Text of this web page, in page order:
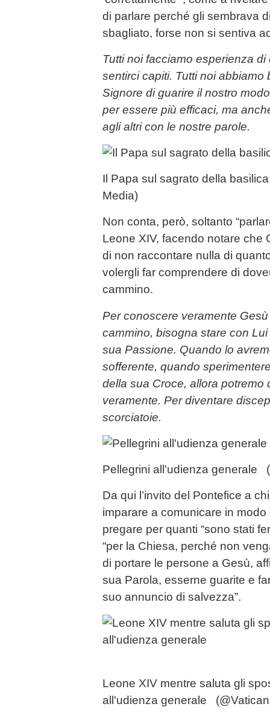
di parlare perché gli sembrava
sbagliato, forse non si sentiva
Tutti noi facciamo esperienza
sentirci capiti. Tutti noi abbiamo
Signore di guarire il nostro
per essere più efficaci, ma
agli altri con le nostre parole.
Il Papa sul sagrato della
Media)
Non conta, però, soltanto
Leone XIV, facendo notare che
di non raccontare nulla di
volergli far comprendere di
cammino.
Per conoscere veramente
cammino, bisogna stare con
sua Passione. Quando lo
sofferente, quando
della sua Croce, allora potremo
veramente. Per diventare
scorciatoie.
Pellegrini all'udienza generale
Da qui l’invito del Pontefice a
imparare a comunicare in modo
pregare per quanti “sono stati
“per la Chiesa, perché non
di portare le persone a Gesù,
sua Parola, esserne guarite e
suo annuncio di salvezza”.
Leone XIV mentre saluta gli
all'udienza generale